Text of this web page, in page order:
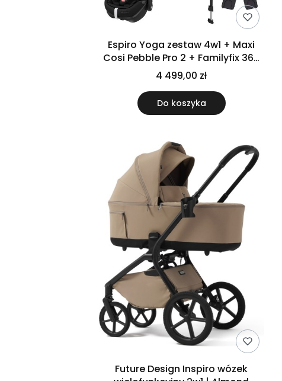
Espiro Yoga zestaw 4w1 + Maxi
Cosi Pebble Pro 2 + Familyfix 360
Pro | 217 Gray Zen
4 499,00 zł
Do koszyka
Future Design Inspiro wózek